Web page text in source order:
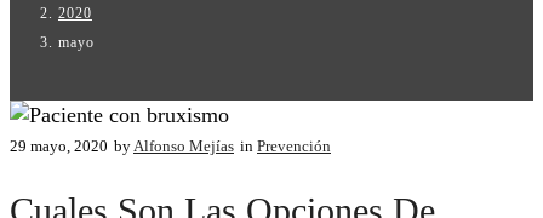
2020
mayo
29 mayo, 2020 byAlfonso Mejías in Prevención